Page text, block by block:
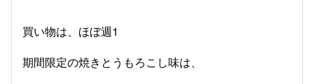
買い物は、ほぼ週1
期間限定の焼きとうもろこし味は、